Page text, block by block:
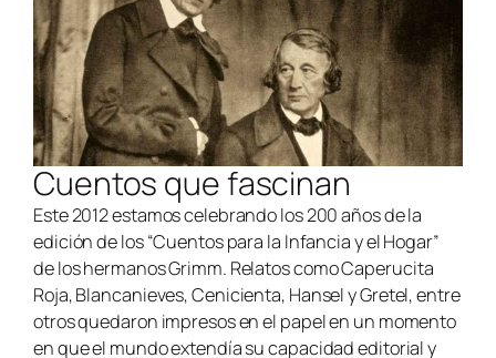
Cuentos que fascinan
Este 2012 estamos celebrando los 200 años de la
edición de los “Cuentos para la Infancia y el Hogar”
de los hermanos Grimm. Relatos comoCaperucita
Roja,Blancanieves,Cenicienta, Hansel y Gretel, entre
otros quedaron impresos en el papel en un momento
en que el mundo extendía su capacidad editorial y